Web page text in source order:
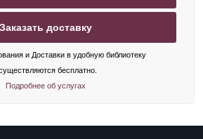
Заказать доставку
и Доставки в удобную библиотеку
бесплатно.
Подробнее об услугах